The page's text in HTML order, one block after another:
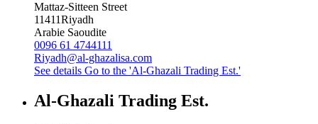
Mattaz-Sitteen Street
11411Riyadh
Arabie Saoudite
0096 61 4744111
Riyadh@al-ghazalisa.com
See details Go to the 'Al-Ghazali Trading Est.'
Al-Ghazali Trading Est.